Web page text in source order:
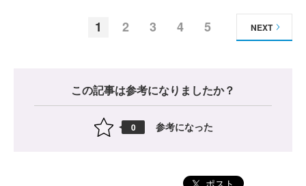
1 2 3 4 5 NEXT
この記事は参考になりましたか？
0 参考になった
ポスト